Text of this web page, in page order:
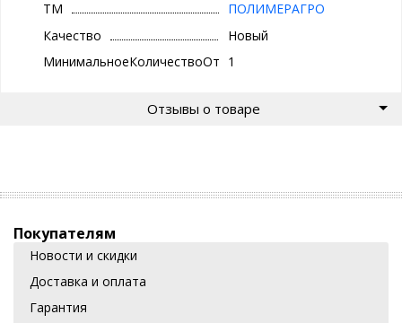
ТМ
ПОЛИМЕРАГРО
Качество
Новый
МинимальноеКоличествоОтгрузки
1
Отзывы о товаре
Покупателям
Новости и скидки
Доставка и оплата
Гарантия